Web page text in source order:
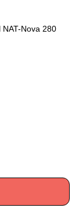
Nova 280